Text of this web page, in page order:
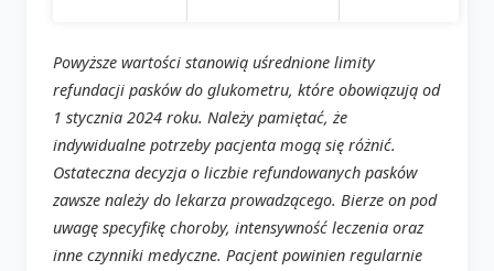
Powyższe wartości stanowią uśrednione limity
refundacji pasków do glukometru, które obowiązują od
1 stycznia 2024 roku. Należy pamiętać, że
indywidualne potrzeby pacjenta mogą się różnić.
Ostateczna decyzja o liczbie refundowanych pasków
zawsze należy do lekarza prowadzącego. Bierze on pod
uwagę specyfikę choroby, intensywność leczenia oraz
inne czynniki medyczne. Pacjent powinien regularnie